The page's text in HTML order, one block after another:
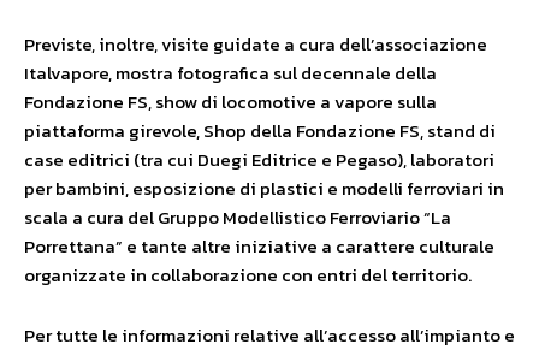
Previste, inoltre, visite guidate a cura dell’associazione
Italvapore, mostra fotografica sul decennale della
Fondazione FS, show di locomotive a vapore sulla
piattaforma girevole, Shop della Fondazione FS, stand di
case editrici (tra cui Duegi Editrice e Pegaso), laboratori
per bambini, esposizione di plastici e modelli ferroviari in
scala a cura del Gruppo Modellistico Ferroviario “La
Porrettana” e tante altre iniziative a carattere culturale
organizzate in collaborazione con entri del territorio.
Per tutte le informazioni relative all’accesso all’impianto e